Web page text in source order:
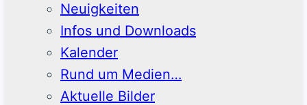
Neuigkeiten
Infos und Downloads
Kalender
Rund um Medien…
Aktuelle Bilder